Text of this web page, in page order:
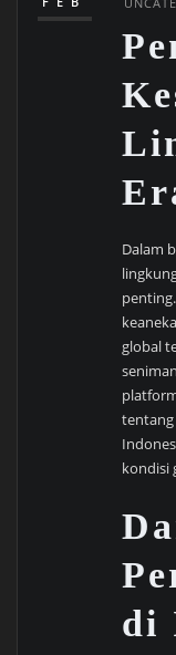
Dalam
global
tentang
kondisi
di